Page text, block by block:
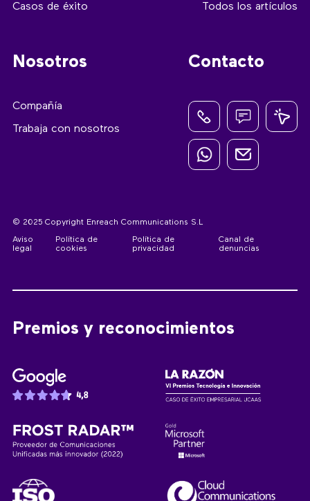
Casos de éxito Todos los artículos
Nosotros
Compañía
Trabaja con nosotros
Contacto
© 2025 Copyright Enreach Communications S.L
Aviso
legal
Política de
cookies
Política de
privacidad
Canal de
denuncias
Premios y reconocimientos